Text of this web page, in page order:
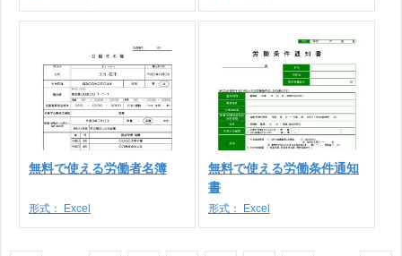
無料で使える労働者名簿
形式： Excel
無料で使える労働条件通知
書
形式： Excel